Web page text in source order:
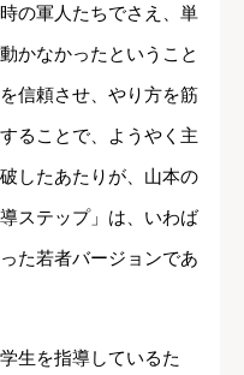
の軍人たちでさえ、単
かなかったということ
信頼させ、やり方を筋
ることで、ようやく主
したあたりが、山本の
ステップ」は、いわば
た若者バージョンであ
生を指導しているた